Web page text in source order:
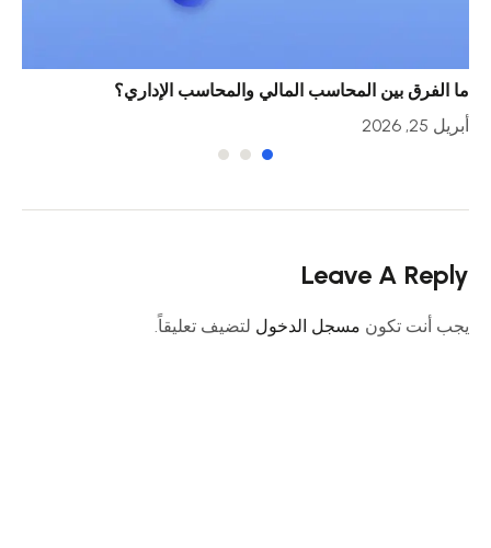
ما الفرق بين المحاسب المالي والمحاسب الإداري؟
أبريل 25, 2026
Leave A Reply
يجب أنت تكون مسجل الدخول لتضيف تعليقاً.